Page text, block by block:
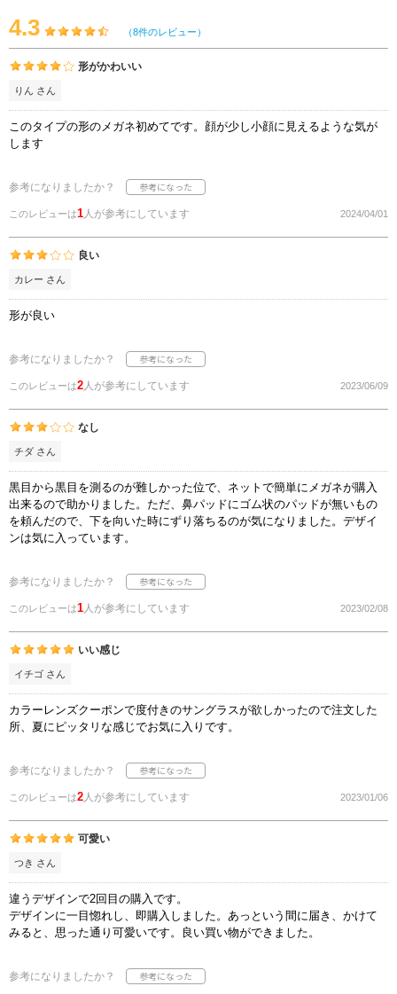
4.3 （8件のレビュー）
形がかわいい
りん さん
このタイプの形のメガネ初めてです。顔が少し小顔に見えるような気が
します
参考になりましたか？
このレビューは1 人が参考にしています 2024/04/01
良い
カレー さん
形が良い
参考になりましたか？
このレビューは2 人が参考にしています 2023/06/09
なし
チダ さん
黒目から黒目を測るのが難しかった位で、ネットで簡単にメガネが購入
出来るので助かりました。ただ、鼻パッドにゴム状のパッドが無いもの
を頼んだので、下を向いた時にずり落ちるのが気になりました。デザイ
ンは気に入っています。
参考になりましたか？
このレビューは1 人が参考にしています 2023/02/08
いい感じ
イチゴ さん
カラーレンズクーポンで度付きのサングラスが欲しかったので注文した
所、夏にピッタリな感じでお気に入りです。
参考になりましたか？
このレビューは2 人が参考にしています 2023/01/06
可愛い
つき さん
違うデザインで2回目の購入です。
デザインに一目惚れし、即購入しました。あっという間に届き、かけて
みると、思った通り可愛いです。良い買い物ができました。
参考になりましたか？